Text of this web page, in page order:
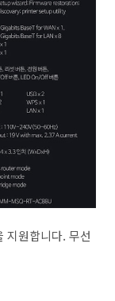
지원합니다. 무선